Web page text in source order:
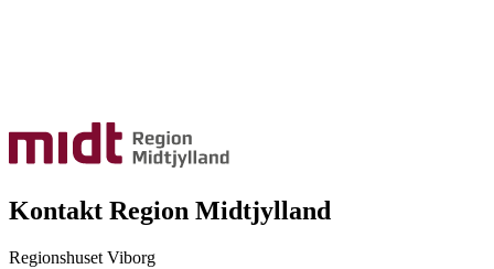
Kontakt Region Midtjylland
Regionshuset Viborg